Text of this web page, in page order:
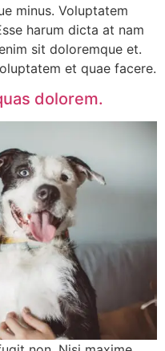
minus. Voluptatem
harum dicta at nam
sit doloremque et.
et quae facere.
dolorem.